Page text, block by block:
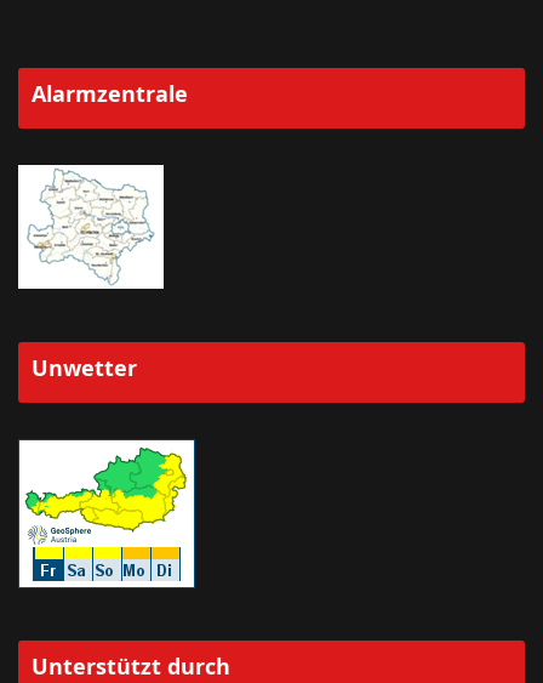
Alarmzentrale
Unwetter
Unterstützt durch